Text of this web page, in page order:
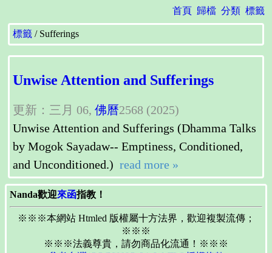
首頁 歸檔 分類 標籤
標籤 Sufferings
Unwise Attention and Sufferings
更新：三月 06, 佛曆2568 (2025)
Unwise Attention and Sufferings (Dhamma Talks
by Mogok Sayadaw-- Emptiness, Conditioned,
and Unconditioned.) read more »
Nanda歡迎來函指教！
※※※本網站 Htmled 版權屬十方法界，歡迎複製流傳；
※※※
※※※法義尊貴，請勿商品化流通！※※※